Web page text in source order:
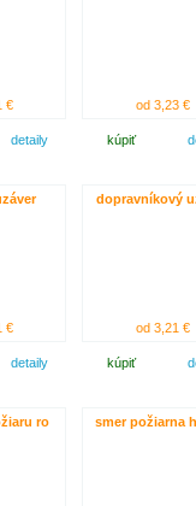
€
detaily
od 3,23 €
kúpiť
€
detaily
dopravníkový
od 3,21 €
kúpiť
ro smer požiarna